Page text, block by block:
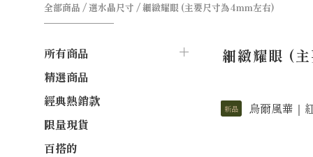
全部商品 /選水晶尺寸 /細緻耀眼 (主要尺寸為4mm左右)
所有商品
精選商品
經典熱銷款
限量現貨
百搭的
細緻耀眼 (
新品